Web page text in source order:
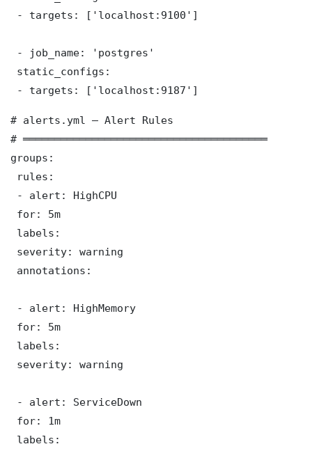
- targets: ['localhost:9100']
- job_name: 'postgres'
static_configs:
- targets: ['localhost:9187']
# alerts.yml — Alert Rules
# ═══════════════════════════════════════
groups:
rules:
- alert: HighCPU
for: 5m
labels:
severity: warning
annotations:
- alert: HighMemory
for: 5m
labels:
severity: warning
- alert: ServiceDown
for: 1m
labels: